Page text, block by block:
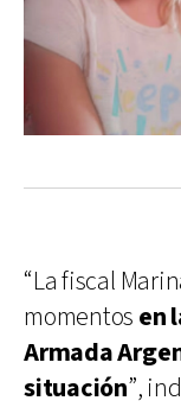
“La fiscal
momentos en
Armada
situación”,